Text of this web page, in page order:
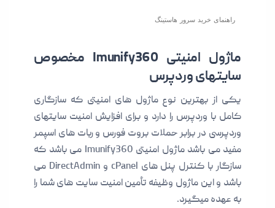
راهنمای خرید سرور هاستینگ
ماژول امنیتی Imunify360 مخصوص
سایتهای وردپرس
یکی از بهترین نوع ماژول های امنیتی که سازگاری
کامل با وردپرس را دارد و برای افزایش امنیت سایتهای
وردپرسی در برابر حملات بروت فورس و ربات های اسپمر
مفید می باشد ماژول امنیتی Imunify360 می باشد که
سازگار با کنترل پنل های cPanel و DirectAdmin می
باشد و این ماژول وظیفه تأمین امنیت سایت های شما را
به عهده میگیرد.